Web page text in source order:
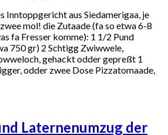
Inntoppgericht aus Siedamerigaa, je
mol! die Zutaade (fa so etwa 6-8
fa Fresser komme): 1 1/2 Pund
750 gr) 2 Schtigg Zwiwwele,
gehackt odder gepreßt 1
odder zwee Dose Pizzatomaade,
Laternenumzug der